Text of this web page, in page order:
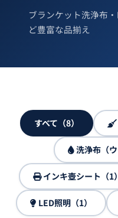
お知らせ
お問い合わせ
ブランケット洗浄布
ど豊富な品揃え
すべて（8）
洗浄布（
インキ壺シート（1）
LED照明（1）